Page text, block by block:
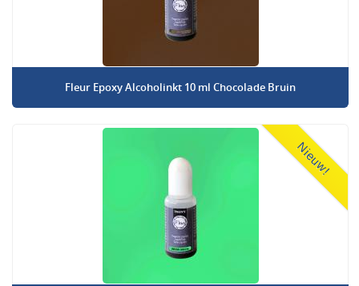
Fleur Epoxy Alcoholinkt 10 ml Chocolade Bruin
Nieuw!